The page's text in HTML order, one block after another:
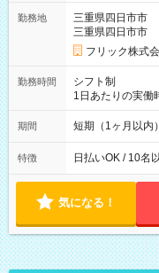
勤務地
三重県四日市市
三重県四日市市
フリック株式
勤務時間
シフト制
1日あたりの実
日~2026年10月
※週3~5日勤務(勤
り ※夜勤シフト
期間 短期（1ヶ月以内）
特徴 日払いOK / 10名
気になる！